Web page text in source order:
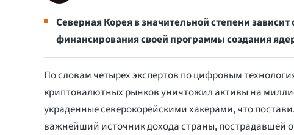
Северная Корея в значительной степени
финансирования своей программы создания
По словам четырех экспертов по цифровым
криптовалютных рынков уничтожил активы на
украденные северокорейскими хакерами, что
важнейший источник дохода страны, пострадавшей